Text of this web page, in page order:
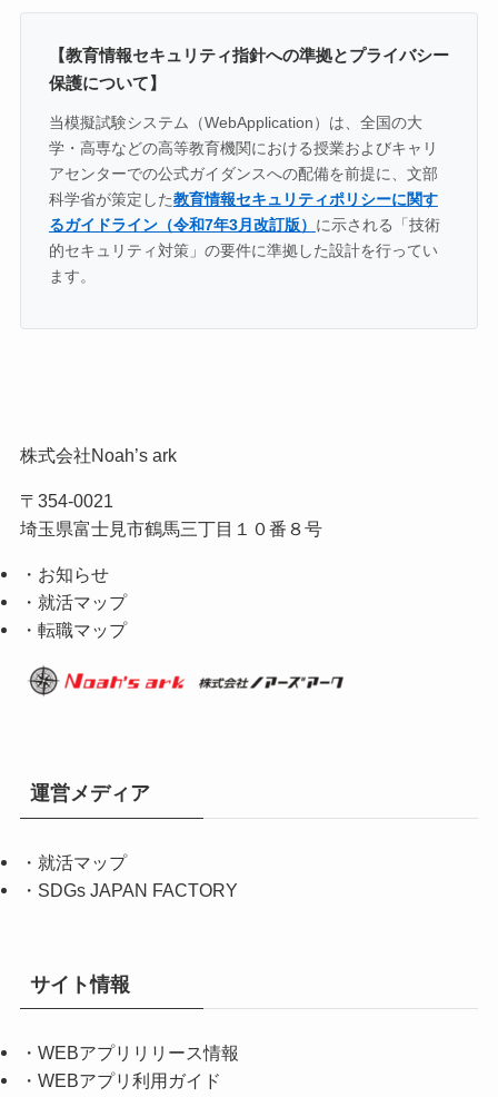
【教育情報セキュリティ指針への準拠とプライバシー
保護について】
当模擬試験システム（WebApplication）は、全国の大
学・高専などの高等教育機関における授業およびキャリ
アセンターでの公式ガイダンスへの配備を前提に、文部
科学省が策定した教育情報セキュリティポリシーに関す
るガイドライン（令和7年3月改訂版） に示される「技術
的セキュリティ対策」の要件に準拠した設計を行ってい
ます。
株式会社Noah’s ark
〒354-0021
埼玉県富士見市鶴馬三丁目１０番８号
・お知らせ
・就活マップ
・転職マップ
運営メディア
・ 就活マップ
・ SDGs JAPAN FACTORY
サイト情報
・ WEBアプリリリース情報
・ WEBアプリ利用ガイド